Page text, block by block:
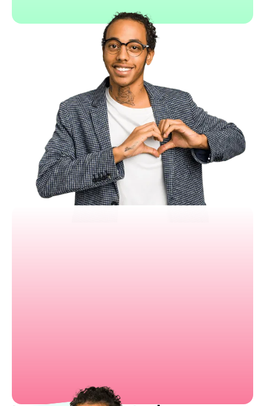
CRM, devis et facturation unifiés
Prise en main très rapide
Automatisations intégrées
Tarification abordable
Idéal TPE et freelances